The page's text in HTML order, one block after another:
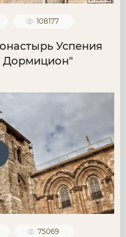
108177
Успения
75069